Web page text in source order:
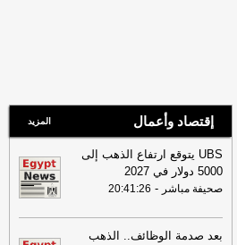
إقتصاد وأعمال المزيد
UBS يتوقع ارتفاع الذهب إلى
5000 دولار في 2027
صحيفة مباشر -
20:41:26
بعد صدمة الوظائف.. الذهب